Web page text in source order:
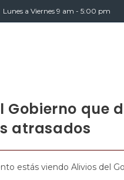
Lunes a Viernes 9 am - 5:00 pm
Gobierno que
atrasados